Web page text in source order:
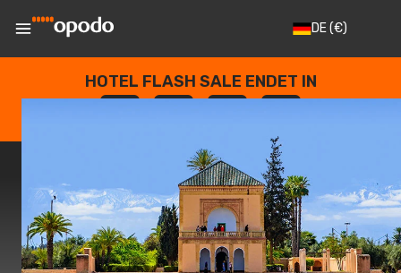
DE(€)
HOTEL FLASH SALE ENDET IN